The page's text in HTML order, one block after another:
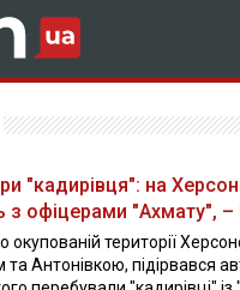
"кадирівця": на
з офіцерами "Ахмату", –
окупованій території
Антонівкою, підірвався